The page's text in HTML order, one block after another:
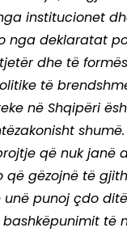
institucionet
nga deklaratat
dhe të
të
në Shqipëri
që nuk janë
që gëzojnë të
punoj çdo
të